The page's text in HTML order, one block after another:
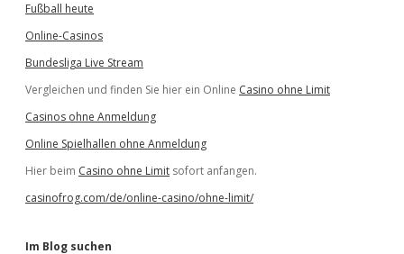
Fußball heute
Online-Casinos
Bundesliga Live Stream
Vergleichen und finden Sie hier ein Online Casino ohne Limit
Casinos ohne Anmeldung
Online Spielhallen ohne Anmeldung
Hier beim Casino ohne Limit sofort anfangen.
casinofrog.com/de/online-casino/ohne-limit/
Im Blog suchen